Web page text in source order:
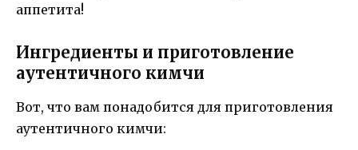
аппетита!
Ингредиенты и приготовление
аутентичного кимчи
Вот, что вам понадобится для приготовления
аутентичного кимчи: